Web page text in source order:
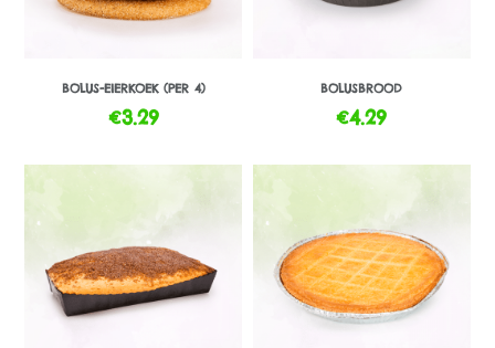
BOLUS-EIERKOEK (PER 4)
€3.29
BOLUSBROOD
€4.29